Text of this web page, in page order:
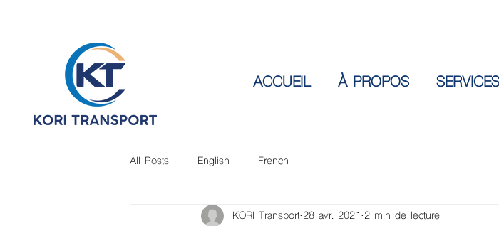
ACCUEIL À PROPOS SERVICES
All Posts English French
KORI Transport 28 avr. 2021 2 min de lecture